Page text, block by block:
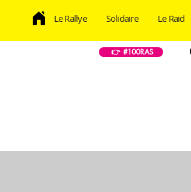
Le Rallye Solidaire Le Raid
👉 #100RAS